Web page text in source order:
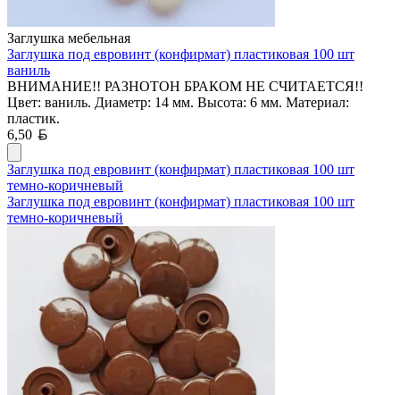
Заглушка мебельная
Заглушка под евровинт (конфирмат) пластиковая 100 шт
ваниль
ВНИМАНИЕ!! РАЗНОТОН БРАКОМ НЕ СЧИТАЕТСЯ!!
Цвет: ваниль. Диаметр: 14 мм. Высота: 6 мм. Материал:
пластик.
6,50
Заглушка под евровинт (конфирмат) пластиковая 100 шт
темно-коричневый
Заглушка под евровинт (конфирмат) пластиковая 100 шт
темно-коричневый